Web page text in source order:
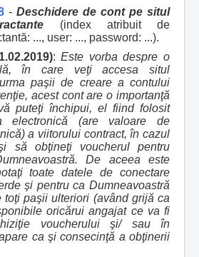
- Deschidere de cont pe situl
(index atribuit de
..., user: ..., password: ...).
:Este vorba despre o
în care veţi accesa situl
paşii de creare a contului
acest cont are o importanţă
puteţi închipui, el fiind folosit
electronică (are valoare de
a viitorului contract, în cazul
să obţineţi voucherul pentru
De aceea este
toate datele de conectare
şi pentru ca Dumneavoastră
toţi paşii ulteriori (având grijă ca
oricărui angajat ce va fi
voucherului şi/ sau în
ca şi consecinţă a obţinerii